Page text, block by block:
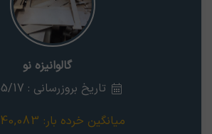
گالوانیزه نو
تاریخ بروزرسانی : 05/05/17
میانگین خرده بار: 40,083